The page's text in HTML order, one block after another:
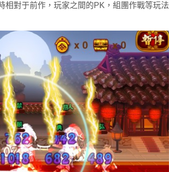
相對于前作，玩家之間的PK，組團作戰等玩法